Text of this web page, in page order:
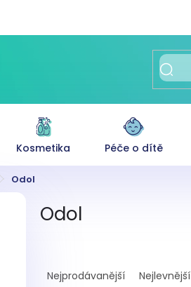
Kosmetika Péče o dítě
Odol
Odol
aNejprodávanější Nejlevnější